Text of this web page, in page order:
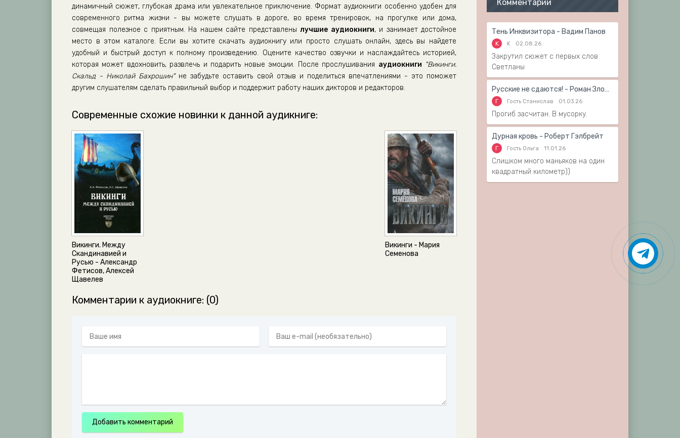
динамичный сюжет, глубокая драма или увлекательное приключение. Формат аудиокниги особенно удобен для
современного ритма жизни - вы можете слушать в дороге, во время тренировок, на прогулке или дома,
совмещая полезное с приятным. На нашем сайте представлены лучшие аудиокниги, и занимает достойное
место в этом каталоге. Если вы хотите скачать аудиокнигу или просто слушать онлайн, здесь вы найдете
удобный и быстрый доступ к полному произведению. Оцените качество озвучки и наслаждайтесь историей,
которая может вдохновить, развлечь и подарить новые эмоции. После прослушивания аудиокниги "Викинги.
Скальд - Николай Бахрошин"не забудьте оставить свой отзыв и поделиться впечатлениями - это поможет
другим слушателям сделать правильный выбор и поддержит работу наших дикторов и редакторов.
Современные схожие новинки к данной аудикниге:
Викинги. Между
Скандинавией и
Русью - Александр
Фетисов, Алексей
Щавелев
Викинги - Мария
Семенова
Комментарии к аудиокниге: (0)
Добавить комментарий
Комментарии
Тень Инквизитора - Вадим Панов
K K 02.08.26
Закрутил сюжет с первых слов
Светланы
Русские не сдаются! - Роман Злотников
Г Гость Станислав 01.03.26
Прогиб засчитан. В мусорку.
Дурная кровь - Роберт Гэлбрейт
Г Гость Ольга 11.01.26
Слишком много маньяков на один
квадратный километр))